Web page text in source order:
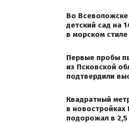
Во
детский сад на
в морском стиле
Первые пробы
из Псковской
подтвердили
Квадратный
в новостройках
подорожал в 2,5